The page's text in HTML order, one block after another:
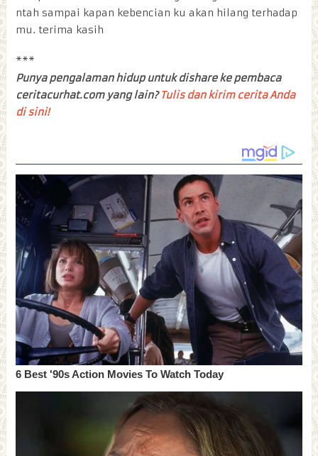
ntah sampai kapan kebencian ku akan hilang terhadap
mu. terima kasih
***
Punya pengalaman hidup untuk dishare ke pembaca
ceritacurhat.com yang lain?Tulis dan kirim cerita Anda
di sini!